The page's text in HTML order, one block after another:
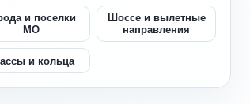
и поселки
МО
Шоссе и вылетные
направления
и кольца